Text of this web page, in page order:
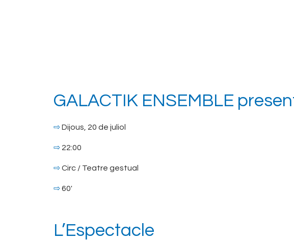
GALACTIK ENSEMBLE
⇨Dijous, 20 de juliol
⇨ 22:00
⇨Circ / Teatre gestual
⇨60′
L’Espectacle